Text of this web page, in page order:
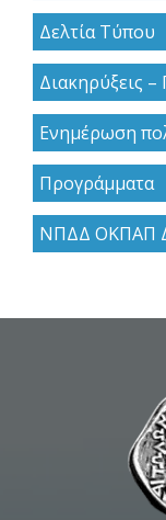
Δελτία Τύπου
Διακηρύξεις
Ενημέρωση
Προγράμματα
ΝΠΔΔ ΟΚΠΑΠ